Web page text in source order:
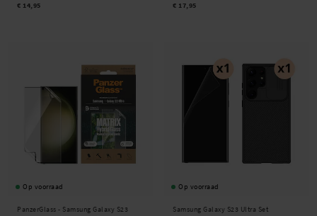
€ 14,95 € 17,95
Op voorraad
PanzerGlass - Samsung Galaxy S23
Op voorraad
Samsung Galaxy S23 Ultra Set